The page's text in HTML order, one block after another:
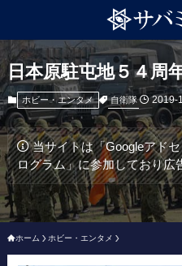
日本原駐屯地５４周
ホビー・エンタメ 自衛隊 2019-
当サイトは「Googleアド
ログラム」に参加しており広
ホーム ホビー・エンタメ